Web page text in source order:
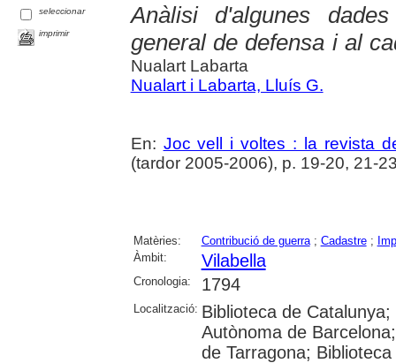
seleccionar
imprimir
Anàlisi d'algunes
general de defensa i al
Nualart Labarta
Nualart i Labarta, Lluís G.
En: Joc vell i voltes : la revista
(tardor 2005-2006), p. 19-20, 21-
Matèries: Contribució de guerra; Cadastre;
Àmbit:
Vilabella
Cronologia: 1794
Localització: Biblioteca de
Autònoma de
de Tarragona;